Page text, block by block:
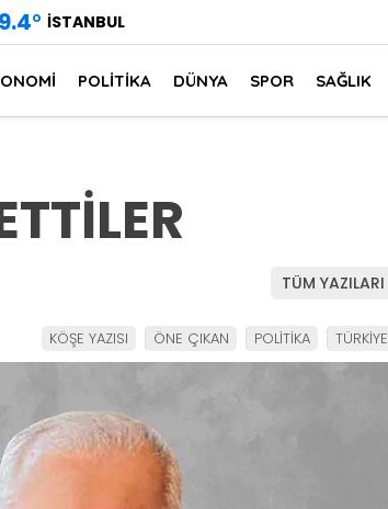
° İSTANBUL
POLİTİKA DÜNYA SPOR SAĞLIK
TÜM YAZILARI
KÖŞE YAZISI ÖNE ÇIKAN POLİTİKA TÜRKİYE